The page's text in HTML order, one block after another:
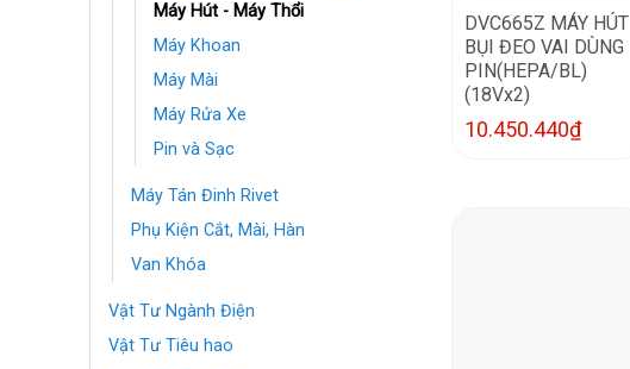
Máy Hút - Máy Thổi
Máy Khoan
Máy Mài
Máy Rửa Xe
Pin và Sạc
Máy Tán Đinh Rivet
Phụ Kiện Cắt, Mài, Hàn
Van Khóa
Vật Tư Ngành Điện
Vật Tư Tiêu hao
DVC665Z MÁY HÚT
BỤI ĐEO VAI DÙNG
PIN(HEPA/BL)
(18Vx2)
10.450.440₫